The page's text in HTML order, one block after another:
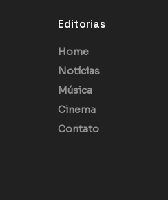
Editorias
Home
Notícias
Música
Cinema
Contato